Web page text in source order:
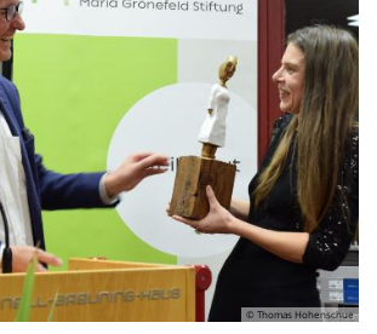
© Thomas Hohenschue